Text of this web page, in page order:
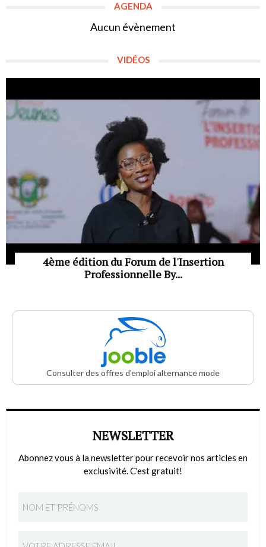
AGENDA
Aucun évènement
VIDÉOS
4ème édition du Forum de l'Insertion
Professionnelle By...
Consulter des offres d'emploi alternance mode
NEWSLETTER
Abonnez vous à la newsletter pour recevoir nos articles en
exclusivité. C'est gratuit!